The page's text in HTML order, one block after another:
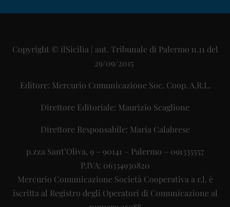
Copyright © ilSicilia | aut. Tribunale di Palermo n.11 del
29/09/2015
Editore: Mercurio Comunicazione Soc. Coop. A.R.L.
Direttore Editoriale: Maurizio Scaglione
Direttore Responsabile: Maria Calabrese
p.zza Sant’Oliva, 9 – 90141 – Palermo – 091335557
P.IVA: 06334930820
Mercurio Comunicazione Società Cooperativa a r.l. è
iscritta al Registro degli Operatori di Comunicazione al